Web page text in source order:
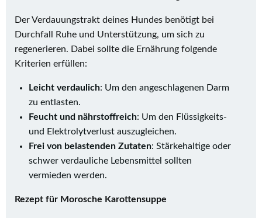
Der Verdauungstrakt deines Hundes benötigt bei
Durchfall Ruhe und Unterstützung, um sich zu
regenerieren. Dabei sollte die Ernährung folgende
Kriterien erfüllen:
Leicht verdaulich: Um den angeschlagenen Darm
zu entlasten.
Feucht und nährstoffreich: Um den Flüssigkeits-
und Elektrolytverlust auszugleichen.
Frei von belastenden Zutaten: Stärkehaltige oder
schwer verdauliche Lebensmittel sollten
vermieden werden.
Rezept für Morosche Karottensuppe